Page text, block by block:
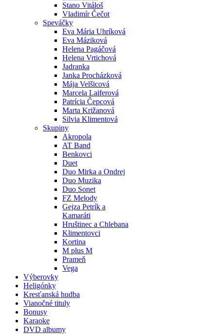
Stano Vitáloš
Vladimír Čečot
Speváčky
Eva Mária Uhríková
Eva Máziková
Helena Pagáčová
Helena Vrtichová
Jadranka
Janka Procházková
Mája Velšicová
Marcela Laiferová
Patrícia Čepcová
Marta Križanová
Silvia Klimentová
Skupiny
Akropola
AT Band
Benkovci
Duet
Duo Mirka a Ondrej
Duo Muzika
Duo Sonet
FZ Melody
Gejza Petrík a
Kamaráti
Hruštinec a Chlebana
Klimentovci
Kortina
M plus M
Prameň
Vega
Výberovky
Heligónky
Kresťanská hudba
Vianočné tituly
Bonusy
Karaoke
DVD albumy